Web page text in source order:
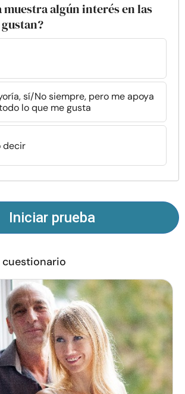
Escríbenos
Publicidad con
muestra algún interés en las
sí/No siempre, pero me apoya
lo que me gusta
decir
Iniciar prueba
cuestionario